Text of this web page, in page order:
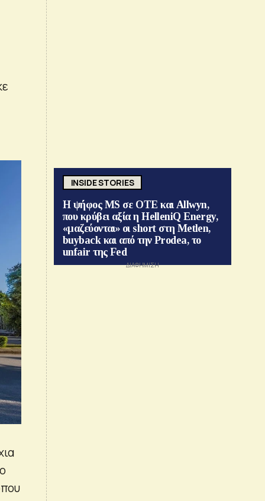
INSIDE STORIES
Η ψήφος MS σε ΟΤΕ και Allwyn,
που κρύβει αξία η HelleniQ Energy,
«μαζεύονται» οι short στη Metlen,
buyback και από την Prodea, το
unfair της Fed